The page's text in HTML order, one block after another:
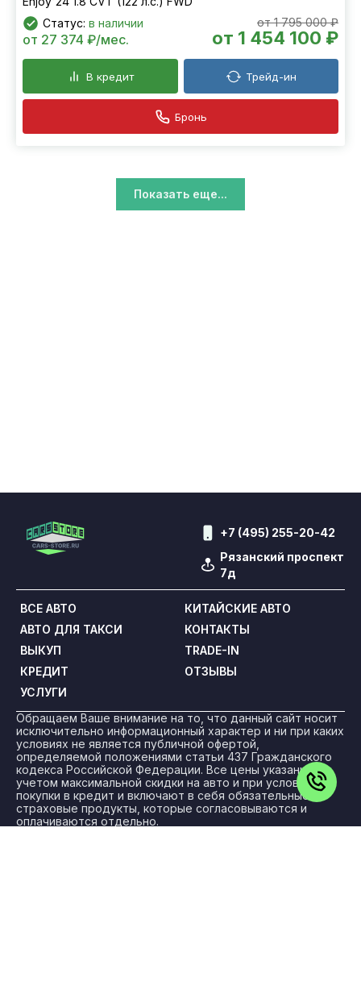
Статус: в наличии от 1 795 000 ₽
от 1 454 100 ₽
от 27 374 ₽/мес.
В кредит Трейд-ин
Бронь
Показать еще...
+7 (495) 255-20-42
Рязанский проспект
7д
ВСЕ АВТО
КИТАЙСКИЕ АВТО
АВТО ДЛЯ ТАКСИ
КОНТАКТЫ
ВЫКУП
TRADE-IN
КРЕДИТ
ОТЗЫВЫ
УСЛУГИ
Обращаем Ваше внимание на то, что данный сайт носит
исключительно информационный характер и ни при каких
условиях не является публичной офертой,
определяемой положениями статьи 437 Гражданского
кодекса Российской Федерации. Все цены указаны с
учетом максимальной скидки на авто и при условии
покупки в кредит и включают в себя обязательные
страховые продукты, которые согласовываются и
оплачиваются отдельно.